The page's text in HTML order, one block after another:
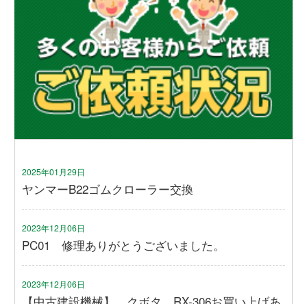
2025年01月29日
ヤンマーB22ゴムクローラー交換
2023年12月06日
PC01 修理ありがとうございました。
2023年12月06日